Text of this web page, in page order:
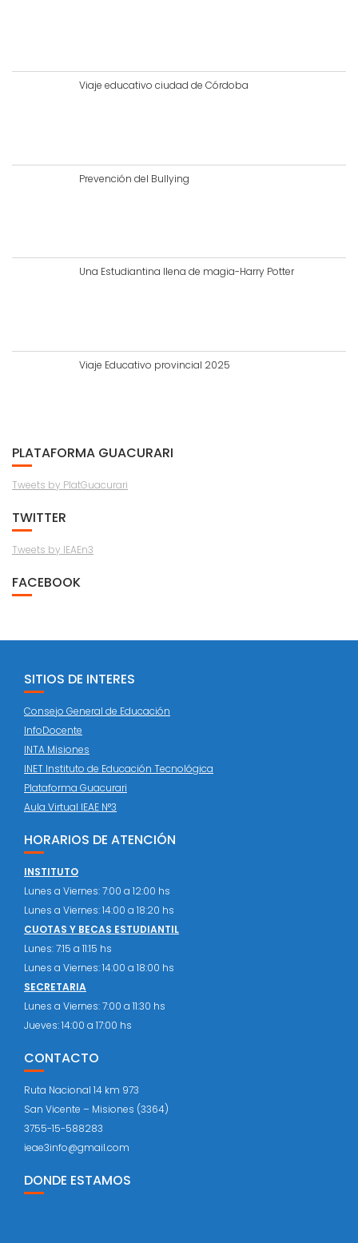
Viaje educativo ciudad de Córdoba
Prevención del Bullying
Una Estudiantina llena de magia-Harry Potter
Viaje Educativo provincial 2025
PLATAFORMA GUACURARI
Tweets by PlatGuacurari
TWITTER
Tweets by IEAEn3
FACEBOOK
SITIOS DE INTERES
Consejo General de Educación
InfoDocente
INTA Misiones
INET Instituto de Educación Tecnológica
Plataforma Guacurari
Aula Virtual IEAE N°3
HORARIOS DE ATENCIÓN
INSTITUTO
Lunes a Viernes: 7:00 a 12:00 hs
Lunes a Viernes: 14:00 a 18:20 hs
CUOTAS Y BECAS ESTUDIANTIL
Lunes: 7:15 a 11:15 hs
Lunes a Viernes: 14:00 a 18:00 hs
SECRETARIA
Lunes a Viernes: 7:00 a 11:30 hs
Jueves: 14:00 a 17:00 hs
CONTACTO
Ruta Nacional 14 km 973
San Vicente – Misiones (3364)
3755-15-588283
ieae3info@gmail.com
DONDE ESTAMOS